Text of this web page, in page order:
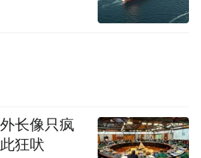
长像只疯
狂吠